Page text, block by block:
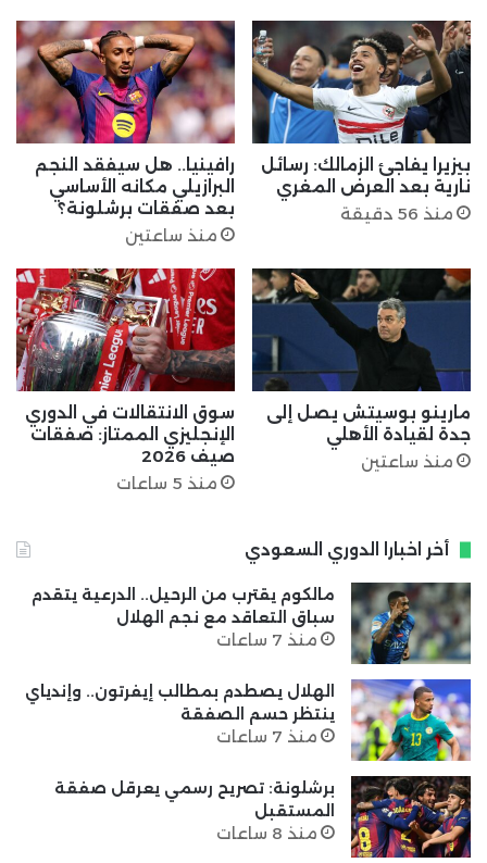
بيزيرا يفاجئ الزمالك: رسائل
نارية بعد العرض المغري
منذ 56 دقيقة
رافينيا.. هل سيفقد النجم
البرازيلي مكانه الأساسي
بعد صفقات برشلونة؟
منذ ساعتين
مارينو بوسيتش يصل إلى
جدة لقيادة الأهلي
منذ ساعتين
سوق الانتقالات في الدوري
الإنجليزي الممتاز: صفقات
صيف 2026
منذ 5 ساعات
أخر اخبارا الدوري السعودي
مالكوم يقترب من الرحيل.. الدرعية يتقدم
سباق التعاقد مع نجم الهلال
منذ 7 ساعات
الهلال يصطدم بمطالب إيفرتون.. وإندياي
ينتظر حسم الصفقة
منذ 7 ساعات
برشلونة: تصريح رسمي يعرقل صفقة
المستقبل
منذ 8 ساعات